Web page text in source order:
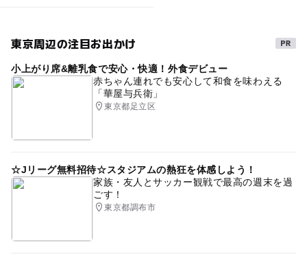
東京周辺の注目お出かけ
小上がり席&離乳食で安心・快適！外食デビュー
赤ちゃん連れでも安心して和食を味わえる
「華屋与兵衛」
東京都足立区
☆Jリーグ無料招待☆スタジアムの熱狂を体感しよう！
家族・友人とサッカー観戦で最高の週末を過
ごす！
東京都調布市